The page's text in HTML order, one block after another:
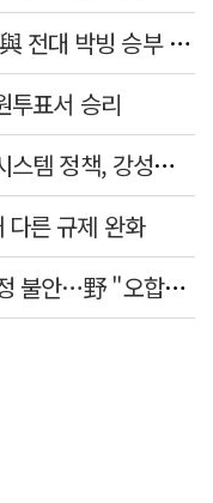
대구에선 정청래 경북은 김민석…與 전대 박빙 승부 이어간다
투표서 승리
[여권 국정 운영 난맥상] 與 국가 시스템 정책, 강성층 결집에 의존
다른 규제 완화
지지층만 보나? 오락가락 정책 국정 불안…野 "오합지졸"